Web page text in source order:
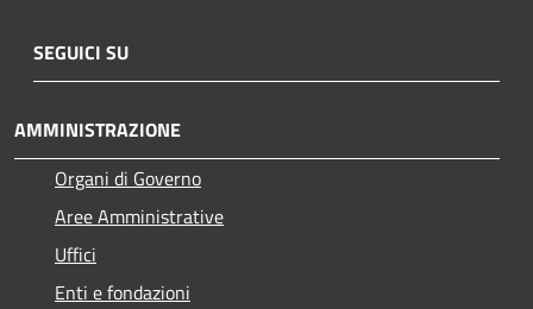
SEGUICI SU
AMMINISTRAZIONE
Organi di Governo
Aree Amministrative
Uffici
Enti e fondazioni